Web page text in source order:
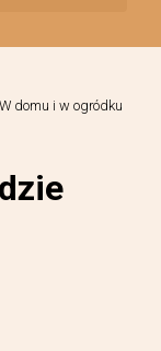
W domu i w ogródku